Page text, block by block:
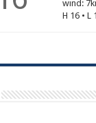
wind:
H 16 • L